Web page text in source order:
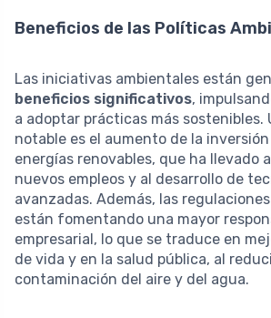
Beneficios de las Políticas
Las iniciativas ambientales están
beneficios significativos,
a adoptar prácticas más sostenibles.
notable es el aumento de la
energías renovables, que ha llevado
nuevos empleos y al desarrollo de
avanzadas. Además, las
están fomentando una mayor
empresarial, lo que se traduce en
de vida y en la salud pública, al
contaminación del aire y del agua.